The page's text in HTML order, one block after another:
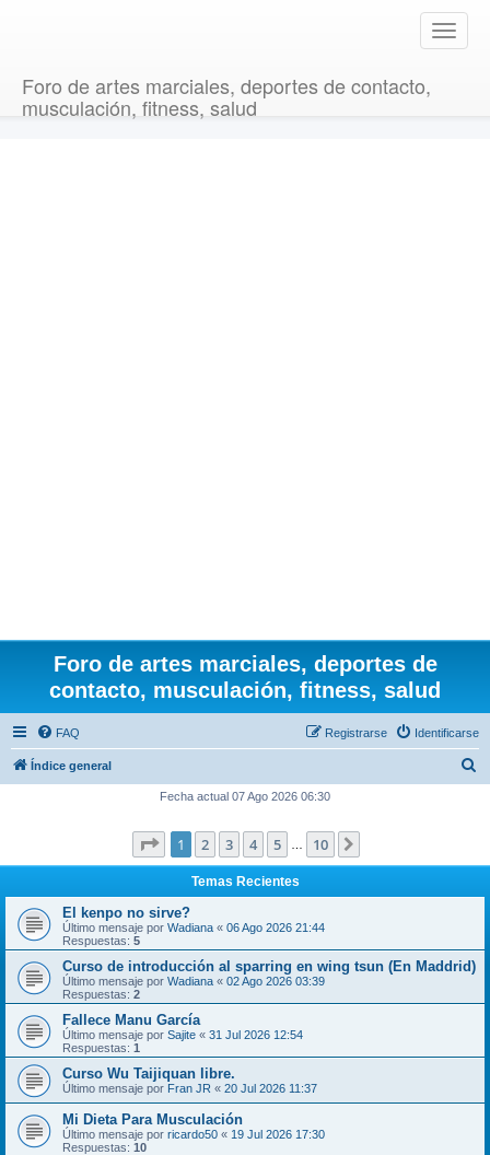
T
o
Foro de artes marciales, deportes de contacto,
musculación, fitness, salud
Foro de artes marciales, deportes de
contacto, musculación, fitness, salud
FAQ Identificarse
Registrarse
Índice general
a
r
Fecha actual 07 Ago 2026 06:30
Página de 10
1 2 3 4 5 10
Temas Recientes
El kenpo no sirve?
Último mensaje por Wadiana « 06 Ago 2026 21:44
Respuestas: 5
Curso de introducción al sparring en wing tsun (En Maddrid)
Último mensaje por Wadiana « 02 Ago 2026 03:39
Respuestas: 2
Fallece Manu García
Último mensaje por Sajite « 31 Jul 2026 12:54
Respuestas: 1
Curso Wu Taijiquan libre.
Último mensaje por Fran JR « 20 Jul 2026 11:37
Mi Dieta Para Musculación
Último mensaje por ricardo50 « 19 Jul 2026 17:30
Respuestas: 10